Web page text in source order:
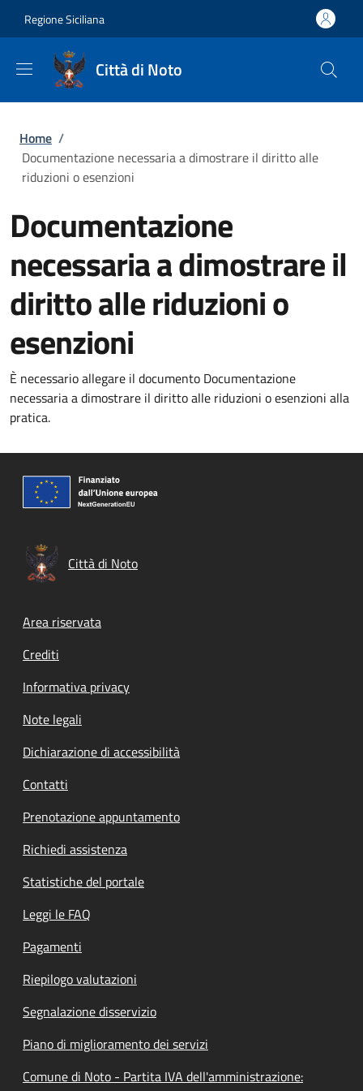
Regione Siciliana
Città di Noto
Briciole di pane
Home /
Documentazione necessaria a dimostrare il diritto alle
riduzioni o esenzioni
Documentazione
necessaria a dimostrare il
diritto alle riduzioni o
esenzioni
È necessario allegare il documento Documentazione
necessaria a dimostrare il diritto alle riduzioni o esenzioni alla
pratica.
Città di Noto
Footer menu
Area riservata
Crediti
Informativa privacy
Note legali
Dichiarazione di accessibilità
Contatti
Prenotazione appuntamento
Richiedi assistenza
Statistiche del portale
Leggi le FAQ
Pagamenti
Riepilogo valutazioni
Segnalazione disservizio
Piano di miglioramento dei servizi
Comune di Noto - Partita IVA dell'amministrazione: